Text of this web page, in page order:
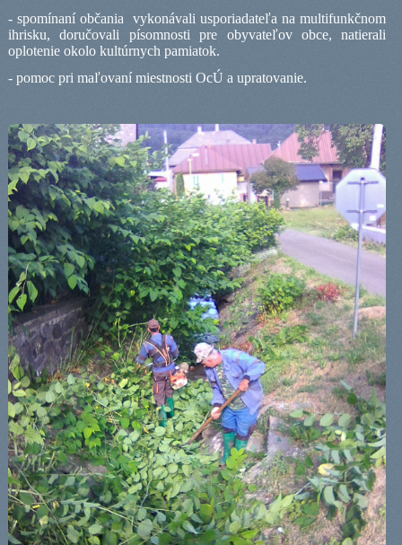
- spomínaní občania
vykonávali usporiadateľa na multifunkčnom
ihrisku, doručovali písomnosti pre obyvateľov obce, natierali
oplotenie okolo kultúrnych pamiatok.
- pomoc pri maľovaní miestnosti OcÚ a upratovanie.